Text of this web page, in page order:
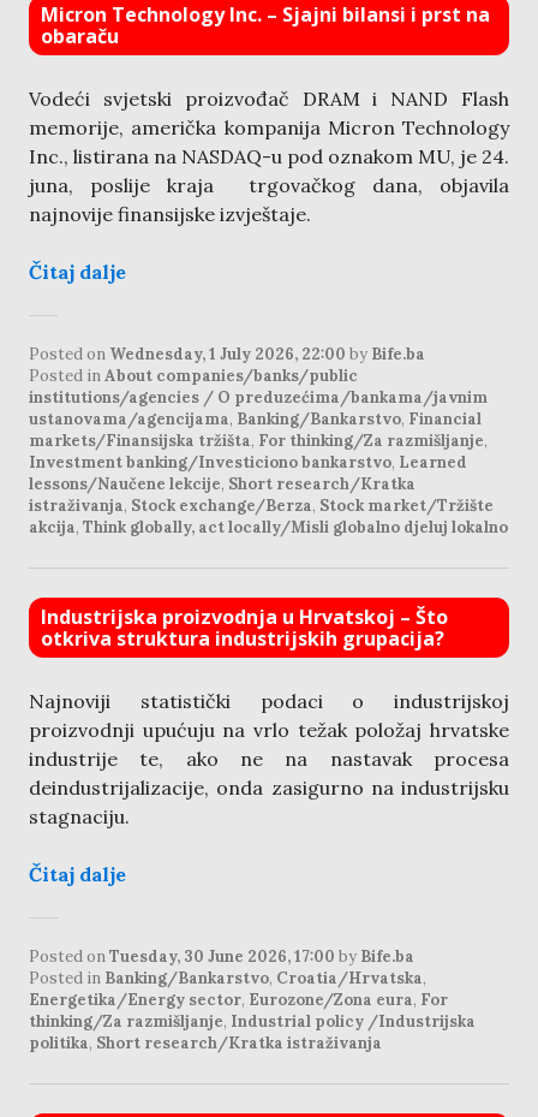
Micron Technology Inc. – Sjajni bilansi i prst na
obaraču
Vodeći svjetski proizvođač DRAM i NAND Flash
memorije, američka kompanija Micron Technology
Inc., listirana na NASDAQ-u pod oznakom MU, je 24.
juna, poslije kraja trgovačkog dana, objavila
najnovije finansijske izvještaje.
Čitaj dalje
Posted on Wednesday, 1 July 2026, 22:00 by Bife.ba
Posted inAbout companies/banks/public
institutions/agencies / O preduzećima/bankama/javnim
ustanovama/agencijama, Banking/Bankarstvo, Financial
markets/Finansijska tržišta, For thinking/Za razmišljanje,
Investment banking/Investiciono bankarstvo, Learned
lessons/Naučene lekcije, Short research/Kratka
istraživanja, Stock exchange/Berza, Stock market/Tržište
akcija, Think globally, act locally/Misli globalno djeluj lokalno
Industrijska proizvodnja u Hrvatskoj – Što
otkriva struktura industrijskih grupacija?
Najnoviji statistički podaci o industrijskoj
proizvodnji upućuju na vrlo težak položaj hrvatske
industrije te, ako ne na nastavak procesa
deindustrijalizacije, onda zasigurno na industrijsku
stagnaciju.
Čitaj dalje
Posted onTuesday, 30 June 2026, 17:00 by Bife.ba
Posted in Banking/Bankarstvo, Croatia/Hrvatska,
Energetika/Energy sector, Eurozone/Zona eura, For
thinking/Za razmišljanje, Industrial policy /Industrijska
politika, Short research/Kratka istraživanja